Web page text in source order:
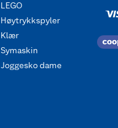
LEGO
Høytrykkspyler
Klær
Symaskin
Joggesko dame